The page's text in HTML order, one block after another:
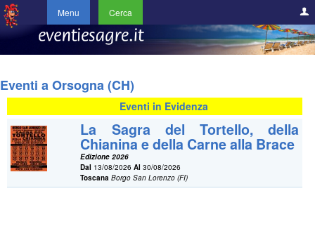
Menu Cerca
Eventi a Orsogna (CH)
Eventi in Evidenza
La Sagra del Tortello, della
Chianina e della Carne alla Brace
Edizione 2026
Dal 13/08/2026Al 30/08/2026
Toscana Borgo San Lorenzo (FI)